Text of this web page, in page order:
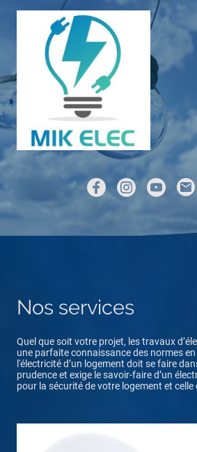
Nos services
Quel que soit votre projet, les travaux
une parfaite connaissance des normes
l'électricité d’un logement doit se faire
prudence et exige le savoir-faire d’un
pour la sécurité de votre logement et celle